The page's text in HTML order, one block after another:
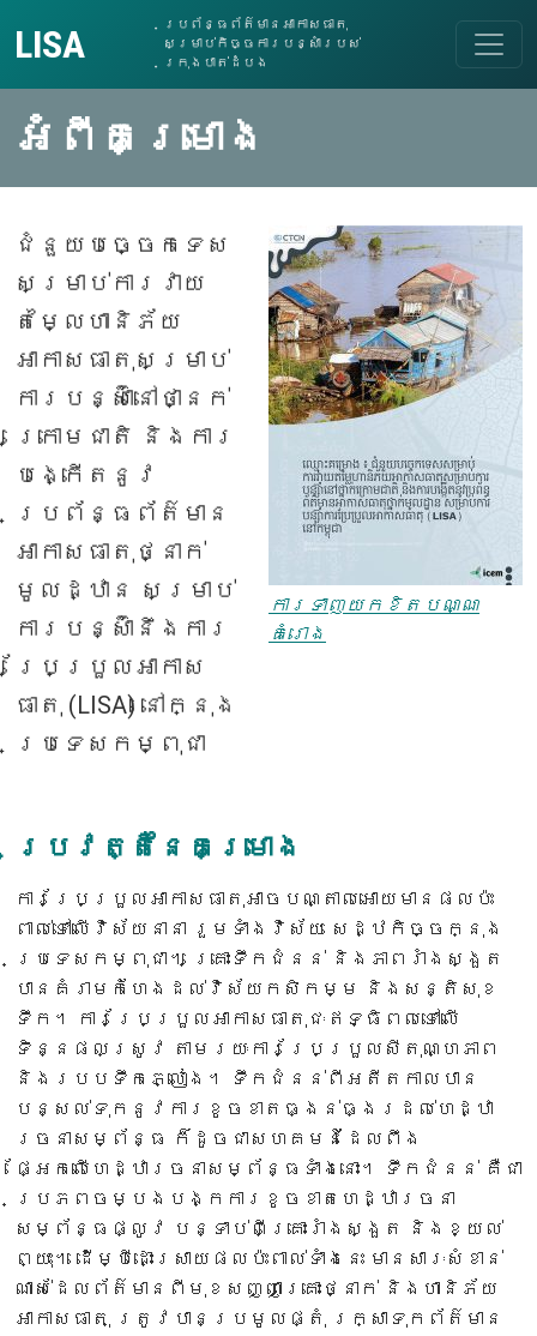
Main Navigation
LISA
ប្រព័ន្ធព័ត៌មានអាកាសធាតុ
សម្រាប់កិច្ចការបន្សាំរបស់
ក្រុងបាត់ដំបង
អំពីគម្រោង
ការទាញយកខិតបណ្ណ
គំរោង
ជំនួយបច្ចេកទេស
សម្រាប់ការវាយ
តម្លៃហានិភ័យ
អាកាសធាតុសម្រាប់
ការបន្ស៊ាំនៅថា្នក់
ក្រោមជាតិ និងការ
បង្កើតនូវ
ប្រព័ន្ធព័ត៌មាន
អាកាសធាតុថ្នាក់
មូលដ្ឋាន សម្រាប់
ការបន្ស៊ាំនឹងការ
ប្រែប្រួលអាកាស
ធាតុ (LISA) នៅក្នុង
ប្រទេសកម្ពុជា
ប្រវត្តិនៃគម្រោង
ការប្រែប្រួលអាកាសធាតុអាចបណ្តាលអោយមានផលប៉ះ
ពាល់ទៅលើវិស័យនានា រួមទាំងវិស័យ សេដ្ឋកិច្ចក្នុង
ប្រទេសកម្ពុជា។ គ្រោះទឹកជំនន់ និងភាពរាំងស្ងួត
បានគំរាមកំហែងដល់វិស័យកសិកម្ម និងសន្តិសុខ
ទឹក។ ការប្រែប្រួលអាកាសធាតុជៈឥទ្ធិពលទៅលើ
ទិន្នផលស្រូវ តាមរយៈការប្រែប្រួលសីតុណ្ហភាព
និងរបបទឹកភ្លៀង។ ទឹកជំនន់ពីអតីតកាលបាន
បន្សល់ទុកនូវការខូចខាតធ្ងន់ធ្ងរដល់ហេដ្ឋា
រចនាសម្ព័ន្ធ ក៏ដូចជាសហគមន៍ដែលពឹង
ផ្អែកលើហេដ្ឋារចនាសម្ព័ន្ធទាំងនោះ។ ទឹកជំនន់ គឺជា
ប្រភពចម្បងបង្កការខូចខាតហេដ្ឋារចនា
សម្ព័ន្ធផ្លូវ បន្ទាប់ពីគ្រោះរាំងស្ងួត និងខ្យល់
ព្យុះ។ ដើម្បីដោះស្រាយផលប៉ះពាល់ទាំងនេះ មានសារៈសំខាន់
ណាស់ដែលព័ត៌មានពីមុខសញ្ញាគ្រោះថ្នាក់ និងហានិភ័យ
អាកាសធាតុ ត្រូវបានប្រមូលផ្តុំ រក្សាទុកព័ត៌មាន